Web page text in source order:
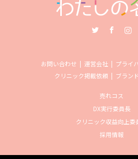
お問い合わせ 運営会社
プライ
クリニック掲載依頼
ブラン
売れコス
DX実行委員長
クリニック収益向上委
採用情報